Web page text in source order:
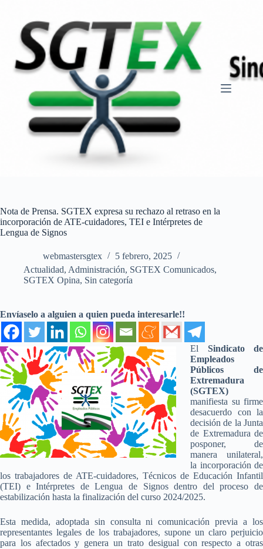
contenido
Nota de Prensa. SGTEX expresa su rechazo al retraso en la
incorporación de ATE-cuidadores, TEI e Intérpretes de
Lengua de Signos
webmastersgtex
5 febrero, 2025
Actualidad, Administración, SGTEX Comunicados,
SGTEX Opina, Sin categoría
Envíaselo a alguien a quien pueda interesarle!!
El Sindicato de
Empleados
Públicos de
Extremadura
(SGTEX)
manifiesta su firme
desacuerdo con la
decisión de la Junta
de Extremadura de
posponer, de
manera unilateral,
la incorporación de
los trabajadores de ATE-cuidadores, Técnicos de Educación Infantil
(TEI) e Intérpretes de Lengua de Signos dentro del proceso de
estabilización hasta la finalización del curso 2024/2025.
Esta medida, adoptada sin consulta ni comunicación previa a los
representantes legales de los trabajadores, supone un claro perjuicio
para los afectados y genera un trato desigual con respecto a otras